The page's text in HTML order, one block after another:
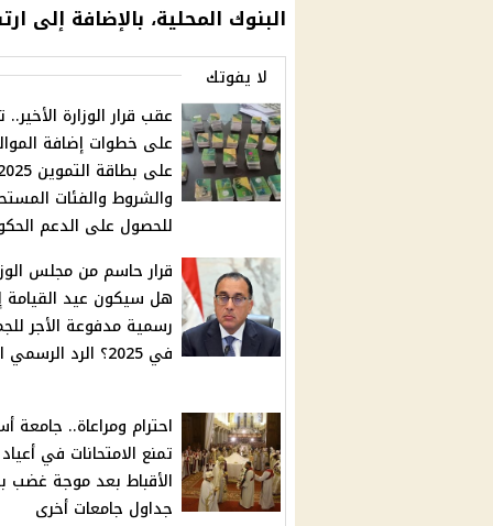
البنوك المحلية، بالإضافة إلى
لا يفوتك
عقب قرار الوزارة
على خطوات إضافة
على بطاقة
والشروط والفئات
للحصول على الدعم
قرار حاسم من مجلس
هل سيكون عيد القيامة
رسمية مدفوعة الأجر
في 2025؟ الرد الرسمي الآن
احترام ومراعاة.. جامعة
تمنع الامتحانات في أعياد
الأقباط بعد موجة غضب
جداول جامعات أخرى